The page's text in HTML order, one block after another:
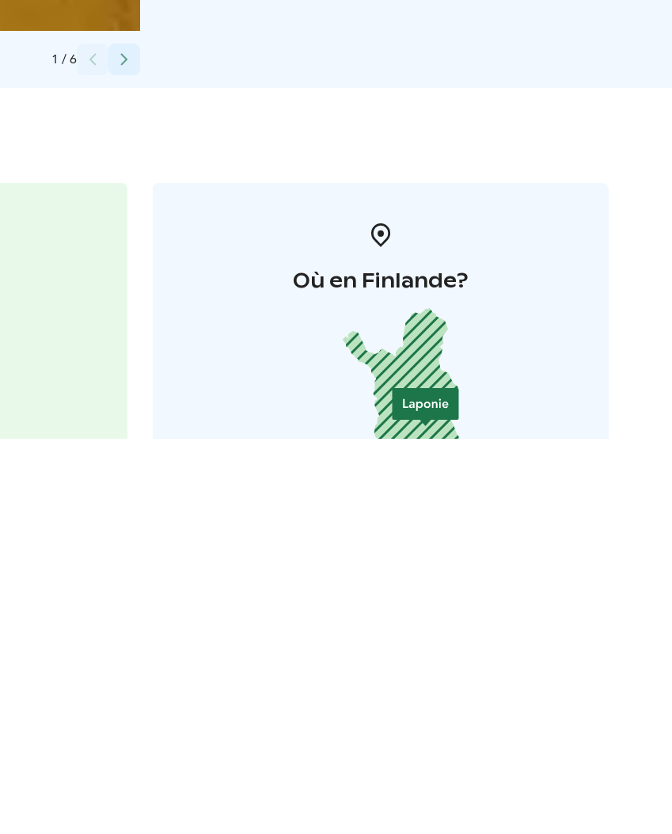
1 / 6
Où en Finlande?